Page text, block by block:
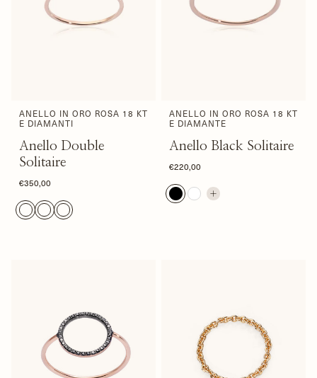
ANELLO IN ORO ROSA 18 KT
E DIAMANTI
Anello Double
Solitaire
€350,00
ANELLO IN ORO ROSA 18 KT
E DIAMANTE
Anello Black Solitaire
€220,00